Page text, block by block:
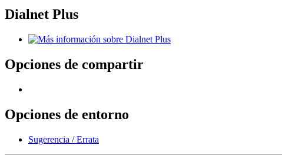
Dialnet Plus
Opciones de compartir
Opciones de entorno
Sugerencia / Errata